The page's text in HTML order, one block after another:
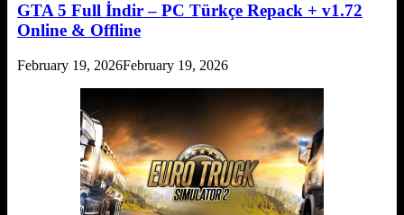
GTA 5 Full İndir – PC Türkçe Repack + v1.72
Online & Offline
February 19, 2026February 19, 2026